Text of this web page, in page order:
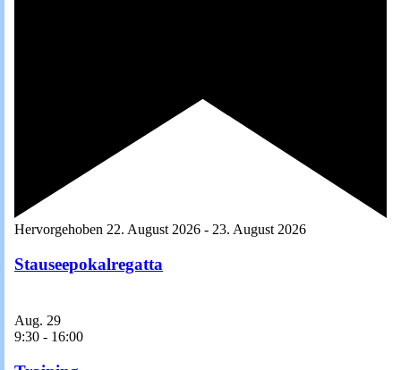
Hervorgehoben 22. August 2026 - 23. August 2026
Stauseepokalregatta
Aug. 29
9:30 - 16:00